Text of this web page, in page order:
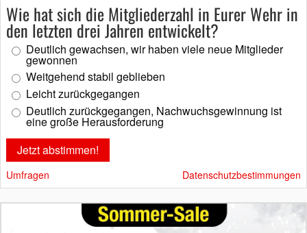
Wie hat sich die Mitgliederzahl in Eurer Wehr in
den letzten drei Jahren entwickelt?
Deutlich gewachsen, wir haben viele neue Mitglieder
gewonnen
Weitgehend stabil geblieben
Leicht zurückgegangen
Deutlich zurückgegangen, Nachwuchsgewinnung ist
eine große Herausforderung
Umfragen Datenschutzbestimmungen